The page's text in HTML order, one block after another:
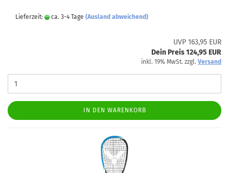
Lieferzeit: ca. 3-4 Tage (Ausland abweichend)
UVP 163,95 EUR
Dein Preis 124,95 EUR
inkl. 19% MwSt. zzgl. Versand
IN DEN WARENKORB